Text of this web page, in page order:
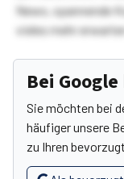
News, spannende
vieles mehr
Bei
Sie möchten bei
häufiger unsere
zu Ihren